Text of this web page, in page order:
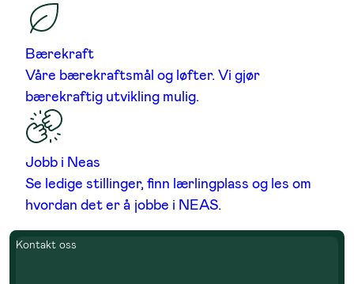
Bærekraft
Våre bærekraftsmål og løfter. Vi gjør
bærekraftig utvikling mulig.
Jobb i Neas
Se ledige stillinger, finn lærlingplass og les om
hvordan det er å jobbe i NEAS.
Kontakt oss